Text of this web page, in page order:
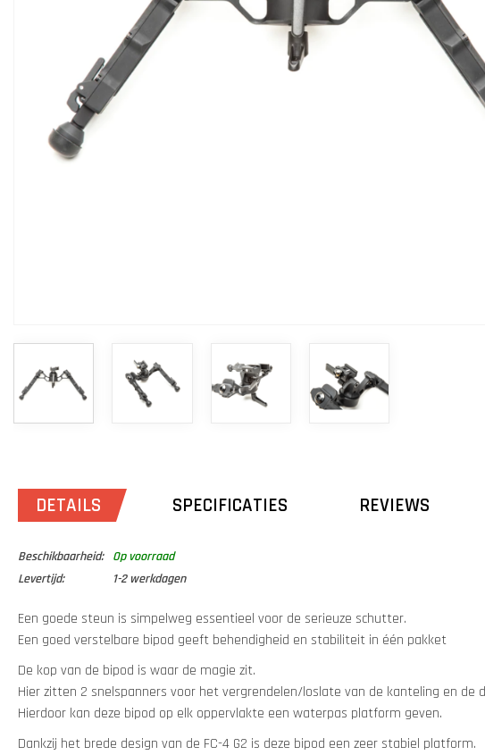
DETAILS SPECIFICATIES REVIEWS
Beschikbaarheid:
Op voorraad
Levertijd:
1-2 werkdagen
Een goede steun is simpelweg essentieel voor de serieuze schutter.
Een goed verstelbare bipod geeft behendigheid en stabiliteit in één pakket
De kop van de bipod is waar de magie zit.
Hier zitten 2 snelspanners voor het vergrendelen/loslate van de kanteling en de
Hierdoor kan deze bipod op elk oppervlakte een waterpas platform geven.
Dankzij het brede design van de FC-4 G2 is deze bipod een zeer stabiel platform.